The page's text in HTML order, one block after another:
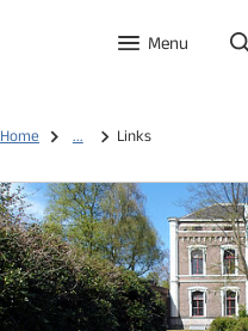
Menu
Home ... Links